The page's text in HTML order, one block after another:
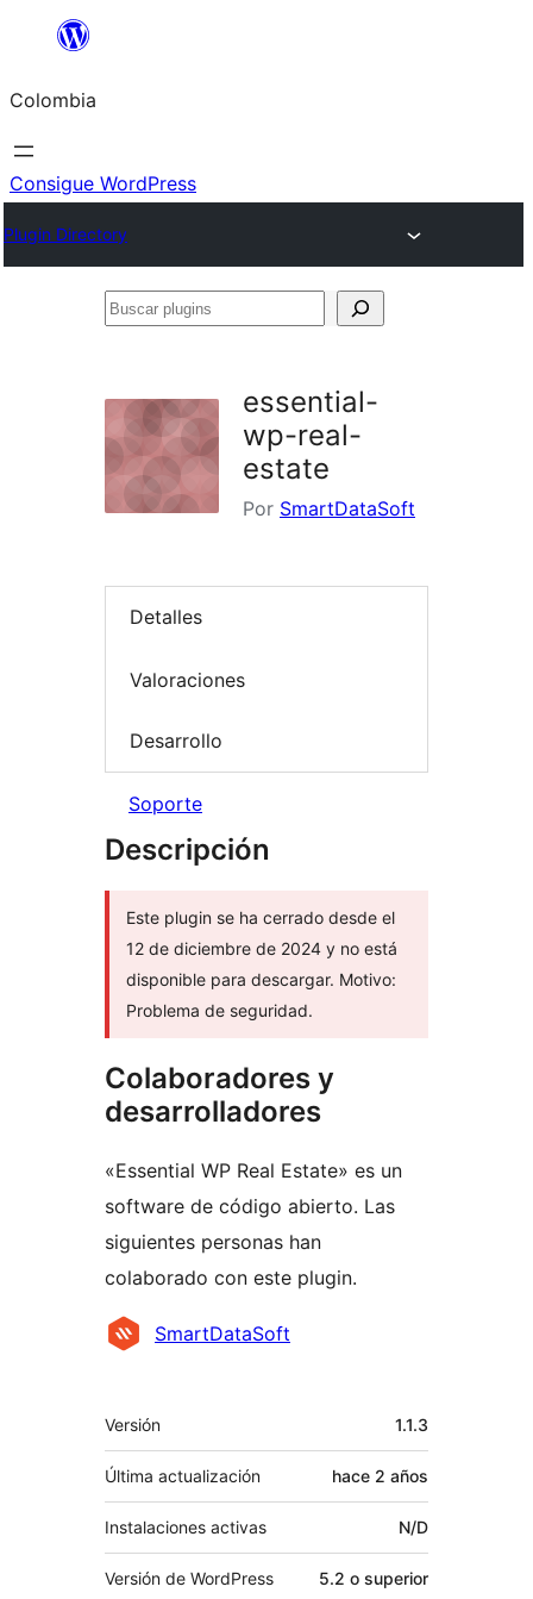
Saltar
contenido
Colombia
Consigue WordPress
Plugin Directory
Buscar
essential-
wp-real-
estate
Por SmartDataSoft
Detalles
Valoraciones
Desarrollo
Soporte
Descripción
Este plugin se ha cerrado desde el
12 de diciembre de 2024 y no está
disponible para descargar. Motivo:
Problema de seguridad.
Colaboradores y
desarrolladores
«Essential WP Real Estate» es un
software de código abierto. Las
siguientes personas han
colaborado con este plugin.
Colaboradores
SmartDataSoft
Meta
Versión 1.1.3
Última actualización hace 2 años
Instalaciones activas N/D
Versión de WordPress 5.2 o superior